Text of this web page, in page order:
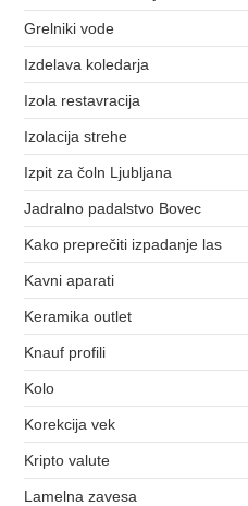
Grelniki vode
Izdelava koledarja
Izola restavracija
Izolacija strehe
Izpit za čoln Ljubljana
Jadralno padalstvo Bovec
Kako preprečiti izpadanje las
Kavni aparati
Keramika outlet
Knauf profili
Kolo
Korekcija vek
Kripto valute
Lamelna zavesa